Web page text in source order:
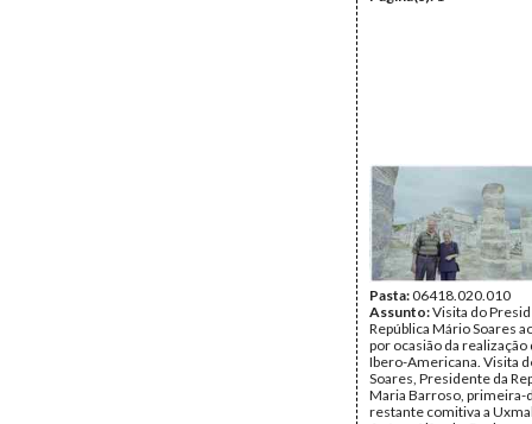
Pasta:06418.020.010
Assunto:Visita do
República Mário Soares
por ocasião da realização
Ibero-Americana. Visita
Soares, Presidente da
Maria Barroso, primeira-
restante comitiva a